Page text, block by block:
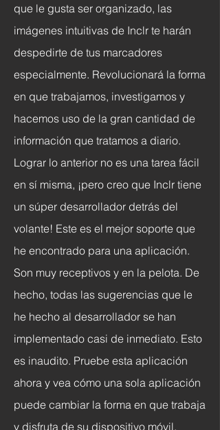
que le gusta ser organizado, las
imágenes intuitivas de Inclr te harán
despedirte de tus marcadores
especialmente. Revolucionará la forma
en que trabajamos, investigamos y
hacemos uso de la gran cantidad de
información que tratamos a diario.
Lograr lo anterior no es una tarea fácil
en sí misma, ¡pero creo que Inclr tiene
un súper desarrollador detrás del
volante! Este es el mejor soporte que
he encontrado para una aplicación.
Son muy receptivos y en la pelota. De
hecho, todas las sugerencias que le
he hecho al desarrollador se han
implementado casi de inmediato. Esto
es inaudito. Pruebe esta aplicación
ahora y vea cómo una sola aplicación
puede cambiar la forma en que trabaja
y disfruta de su dispositivo móvil.